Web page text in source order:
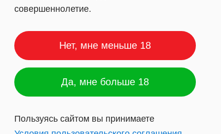
совершеннолетие.
Нет, мне меньше 18
Да, мне больше 18
Пользуясь сайтом вы принимаете